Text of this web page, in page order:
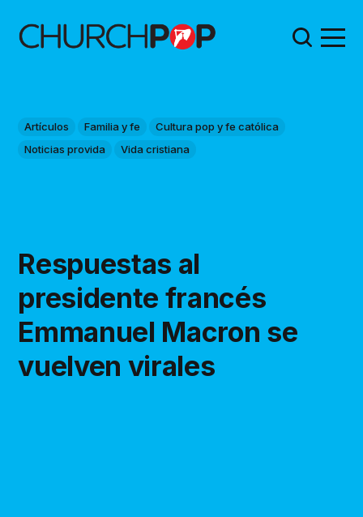
Artículos Familia y fe
Cultura pop y fe católica
Noticias provida
Vida cristiana
Respuestas al
presidente francés
Emmanuel Macron se
vuelven virales